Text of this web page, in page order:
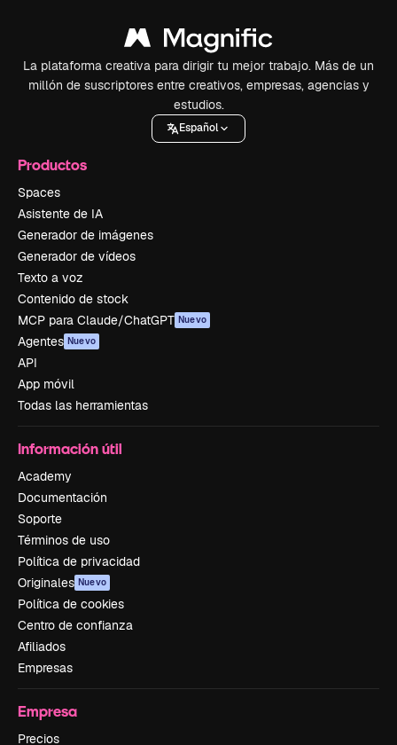
La plataforma creativa para dirigir tu mejor trabajo. Más de un
millón de suscriptores entre creativos, empresas, agencias y
estudios.
Español
Productos
Spaces
Asistente de IA
Generador de imágenes
Generador de vídeos
Texto a voz
Contenido de stock
MCP para Claude/ChatGPT Nuevo
Agentes Nuevo
API
App móvil
Todas las herramientas
Información útil
Academy
Documentación
Soporte
Términos de uso
Política de privacidad
Originales Nuevo
Política de cookies
Centro de confianza
Afiliados
Empresas
Empresa
Precios